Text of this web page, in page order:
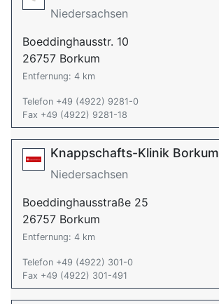
Niedersachsen
Boeddinghausstr. 10
26757 Borkum
Entfernung: 4 km
Telefon +49 (4922) 9281-0
Fax +49 (4922) 9281-18
Knappschafts-Klinik Borkum
Niedersachsen
Boeddinghausstraße 25
26757 Borkum
Entfernung: 4 km
Telefon +49 (4922) 301-0
Fax +49 (4922) 301-491